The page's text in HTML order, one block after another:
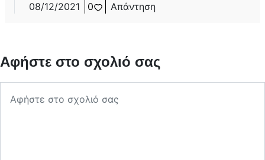
08/12/2021 0 Απάντηση
Αφήστε στο σχολιό σας